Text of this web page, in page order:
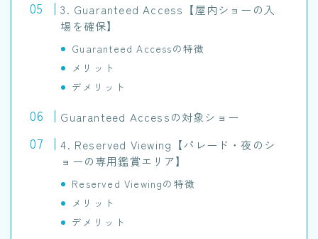
3. Guaranteed Access【屋内ショーの入
場を確保】
Guaranteed Accessの特徴
メリット
デメリット
Guaranteed Accessの対象ショー
4. Reserved Viewing【パレード・夜のシ
ョーの専用鑑賞エリア】
Reserved Viewingの特徴
メリット
デメリット